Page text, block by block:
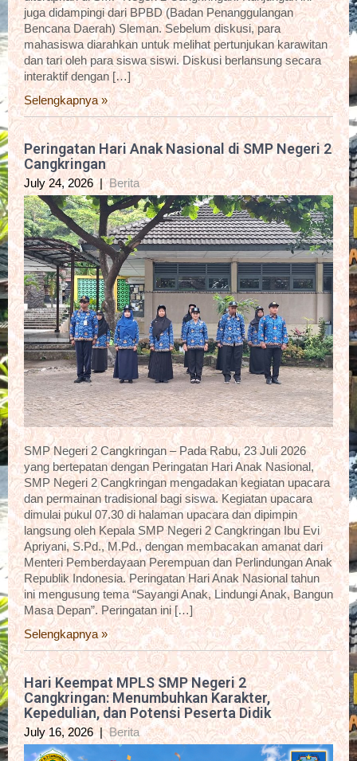
juga didampingi dari BPBD (Badan Penanggulangan
Bencana Daerah) Sleman. Sebelum diskusi, para
mahasiswa diarahkan untuk melihat pertunjukan karawitan
dan tari oleh para siswa siswi. Diskusi berlansung secara
interaktif dengan […]
Selengkapnya »
Peringatan Hari Anak Nasional di SMP Negeri 2
Cangkringan
July 24, 2026 |Berita
SMP Negeri 2 Cangkringan – Pada Rabu, 23 Juli 2026
yang bertepatan dengan Peringatan Hari Anak Nasional,
SMP Negeri 2 Cangkringan mengadakan kegiatan upacara
dan permainan tradisional bagi siswa. Kegiatan upacara
dimulai pukul 07.30 di halaman upacara dan dipimpin
langsung oleh Kepala SMP Negeri 2 Cangkringan Ibu Evi
Apriyani, S.Pd., M.Pd., dengan membacakan amanat dari
Menteri Pemberdayaan Perempuan dan Perlindungan Anak
Republik Indonesia. Peringatan Hari Anak Nasional tahun
ini mengusung tema “Sayangi Anak, Lindungi Anak, Bangun
Masa Depan”. Peringatan ini […]
Selengkapnya »
Hari Keempat MPLS SMP Negeri 2
Cangkringan: Menumbuhkan Karakter,
Kepedulian, dan Potensi Peserta Didik
July 16, 2026 |Berita